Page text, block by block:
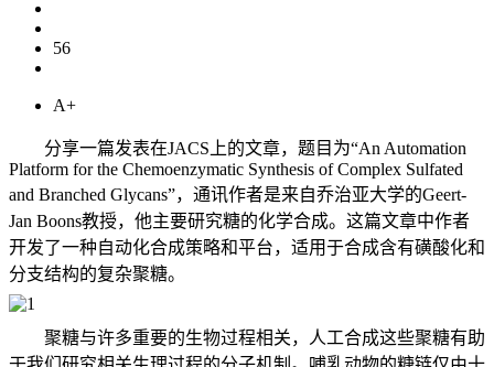
56
A+
分享一篇发表在JACS上的文章，题目为“An Automation
Platform for the Chemoenzymatic Synthesis of Complex Sulfated
and Branched Glycans”，通讯作者是来自乔治亚大学的Geert-
Jan Boons教授，他主要研究糖的化学合成。这篇文章中作者
开发了一种自动化合成策略和平台，适用于合成含有磺酸化和
分支结构的复杂聚糖。
聚糖与许多重要的生物过程相关，人工合成这些聚糖有助